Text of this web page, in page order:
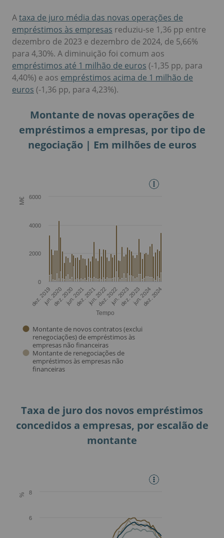
Ataxa de juro média das novas operações de
empréstimos às empresas reduziu-se 1,36 pp entre
dezembro de 2023 e dezembro de 2024, de 5,66%
para 4,30%. A diminuição foi comum aos
empréstimos até 1 milhão de euros (-1,35 pp, para
4,40%) e aos empréstimos acima de 1 milhão de
euros (-1,36 pp, para 4,23%).
Montante de novas operações de
empréstimos a empresas, por tipo de
negociação | Em milhões de euros
Taxa de juro dos novos empréstimos
concedidos a empresas, por escalão de
montante